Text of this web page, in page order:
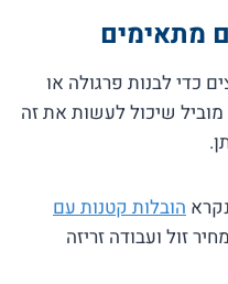
מתאימים
כדי לבנות פרגולה או
שיכול לעשות את זה
הובלות קטנות עם
זול ועבודה זריזה